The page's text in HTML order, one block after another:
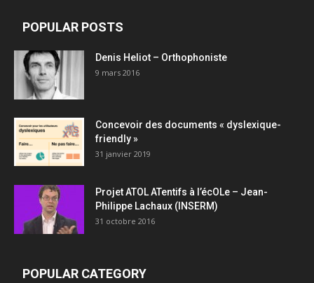
POPULAR POSTS
Denis Heliot – Orthophoniste
9 mars 2016
Concevoir des documents « dyslexique-
friendly »
31 janvier 2019
Projet ATOL ATentifs à l’écOLe – Jean-
Philippe Lachaux (INSERM)
31 octobre 2016
POPULAR CATEGORY